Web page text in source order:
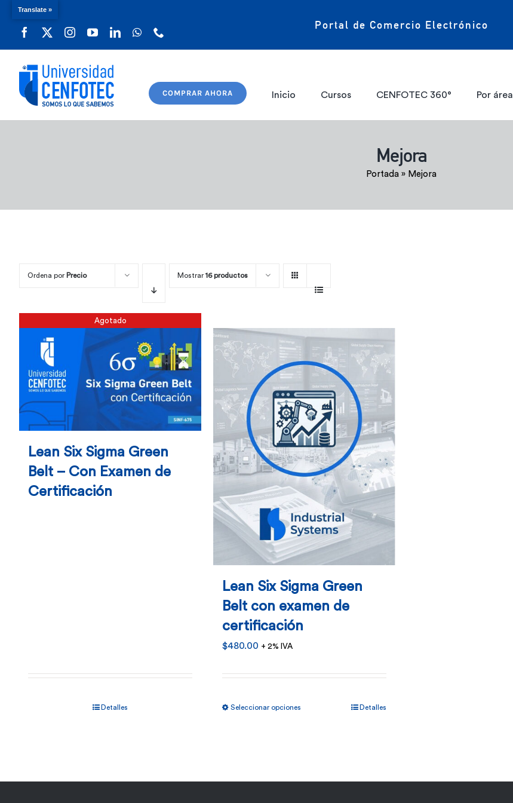
Portal de Comercio Electrónico
COMPRAR AHORA Inicio Cursos CENFOTEC 360° Por área
Mejora
Portada » Mejora
Ordena por Precio Mostrar 16 productos
Agotado
Lean Six Sigma Green
Belt – Con Examen de
Certificación
Detalles
Lean Six Sigma Green
Belt con examen de
certificación
$480.00 + 2% IVA
Seleccionar opciones Detalles
Translate »